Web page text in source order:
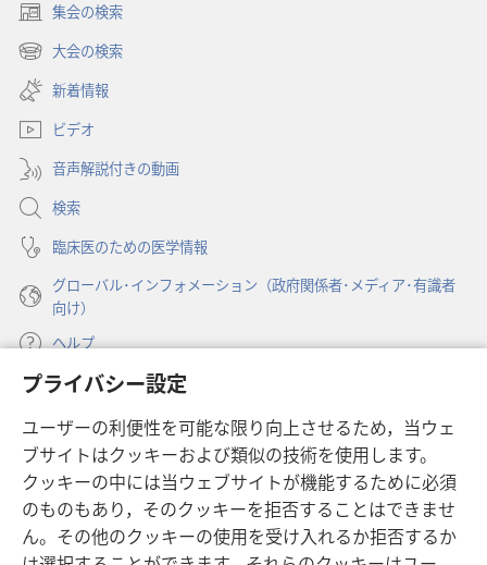
プライバシー設定
ユーザーの利便性を可能な限り向上させるため，当ウェ
ブサイトはクッキーおよび類似の技術を使用します。
クッキーの中には当ウェブサイトが機能するために必須
のものもあり，そのクッキーを拒否することはできませ
ん。その他のクッキーの使用を受け入れるか拒否するか
集会の検索
（新
し
タ
で
開
く）
大会の検索
（新
し
い
タ
ブ
で
開
く）
新着情報
ビデオ
音声解説付きの動画
検索
臨床医のための医学情報
グローバル･インフォメーション（政府関係者･メディア･有識者
向け）
ヘルプ
寄付
し
い
タ
ブ
で
開
ものみの塔 オンライン・ライブラリー
（新
し
い
タ
ブ
JW Hub ®
（新
し
JW Library